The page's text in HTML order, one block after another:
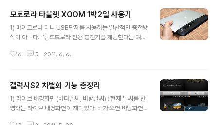
모토로라 타블렛 XOOM 1박2일 사용기
1) 마이크로나 미니 USB단자를 사용하는 일반적인 충전방
식이 아니다. 즉, 모토로라 전용 충전기를 제공한다는 얘
기만하다. 헐~ 게다가 충전 전원케이블 연결부분이 너무
여기저기 게시판에 이를 성토하는 글이 많이 올라와있다.
2) 전원버튼은 뒤쪽 카메라 옆에 위치해 있다. 나쁜 아이디
어라고 볼 수는 없지만, 바닥에 놓아둔채로 화면을 켤수는
6 5 2011. 6. 6.
갤럭시S2 차별화 기능 총정리
1) 라이브 배경화면 (바다날씨, 바람날씨) : 현재 날씨를 반
영하는 라이브 배경화면이 재미있다. 비가 오면 바탕화면